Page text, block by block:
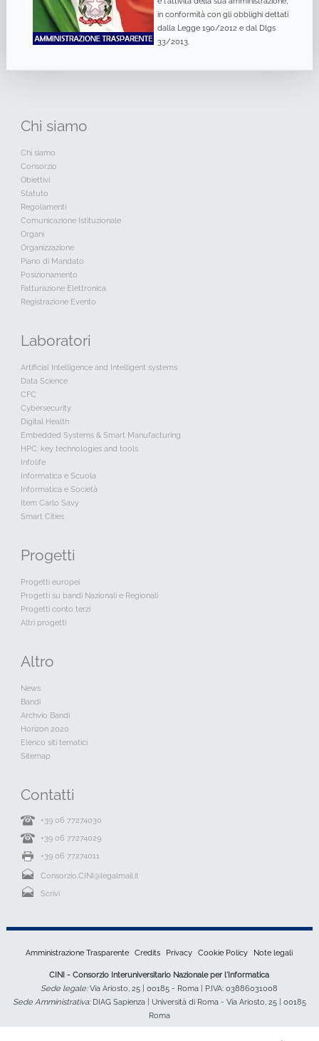
in conformità con gli obblighi dettati
dalla Legge 190/2012 e dal Dlgs
33/2013.
Chi siamo
Chi siamo
Consorzio
Obiettivi
Statuto
Regolamenti
Comunicazione Istituzionale
Organi
Organizzazione
Piano di Mandato
Posizionamento
Fatturazione Elettronica
Registrazione Evento
Laboratori
Artificial Intelligence and Intelligent systems
Data Science
CFC
Cybersecurity
Digital Health
Embedded Systems & Smart Manufacturing
HPC: key technologies and tools
Infolife
Informatica e Scuola
Informatica e Società
Item Carlo Savy
Smart Cities
Progetti
Progetti europei
Progetti su bandi Nazionali e Regionali
Progetti conto terzi
Altri progetti
Altro
News
Bandi
Archvio Bandi
Horizon 2020
Elenco siti tematici
Sitemap
Contatti
+39 06 77274030
+39 06 77274029
+39 06 77274011
Consorzio.CINI@legalmail.it
Scrivi
Amministrazione Trasparente Credits Privacy Cookie Policy Note legali
CINI - Consorzio Interuniversitario Nazionale per l'Informatica
Sede legale:Via Ariosto, 25 | 00185 - Roma | P.IVA: 03886031008
Sede Amministrativa:DIAG Sapienza | Università di Roma - Via Ariosto, 25 | 00185
Roma